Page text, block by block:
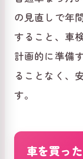
の見直しで年
すること、車
計画的に準備
ることなく、
す。
車を買っ